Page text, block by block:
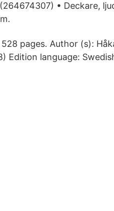
• Deckare,
pages. Author (s):
Edition language: